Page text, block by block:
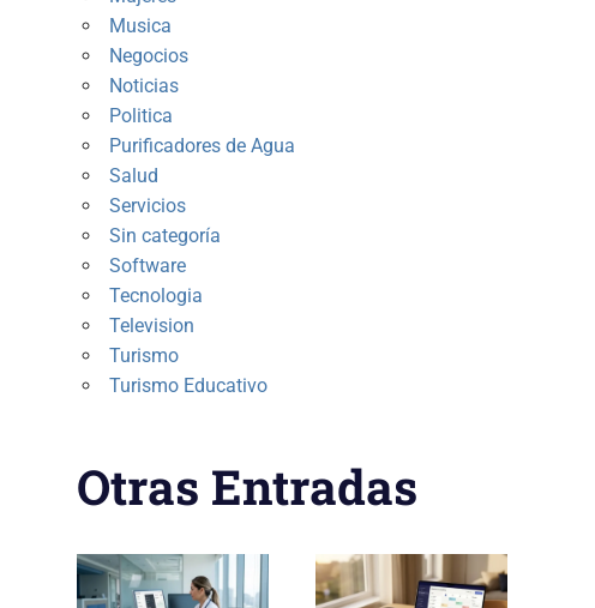
Musica
Negocios
Noticias
Politica
Purificadores de Agua
Salud
Servicios
Sin categoría
Software
Tecnologia
Television
Turismo
Turismo Educativo
Otras Entradas